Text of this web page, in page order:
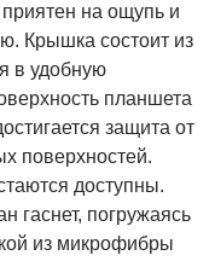
на ощупь и
Крышка состоит из
в удобную
планшета
защита от
поверхностей.
доступны.
гаснет, погружаясь
из микрофибры